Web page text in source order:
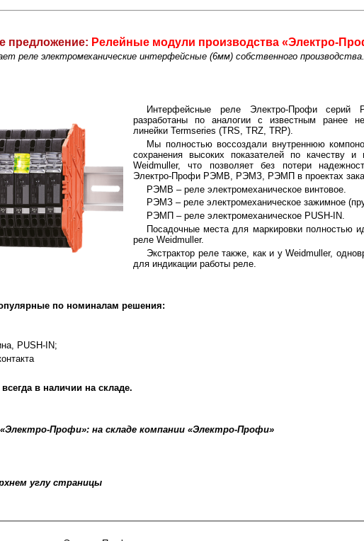
предложение: Релейные модули производства «Электро-
реле электромеханические интерфейсные (6мм) собственного производства.
Интерфейсные реле Электро-Профи
разработаны по аналогии с известным ранее
линейки Termseries (TRS, TRZ, TRP).
Мы полностью воссоздали внутреннюю
сохранения высоких показателей по качеству и
Weidmuller, что позволяет без потери
Электро-Профи РЭМВ, РЭМЗ, РЭМП в проектах
РЭМВ – реле электромеханическое винтовое.
РЭМЗ – реле электромеханическое зажимное
РЭМП – реле электромеханическое PUSH-IN.
Посадочные места для маркировки полностью
реле Weidmuller.
Экстрактор реле также, как и у Weidmuller,
для индикации работы реле.
по номиналам решения:
PUSH-IN;
в наличии на складе.
Профи»: на складе компании «Электро-Профи»
углу страницы